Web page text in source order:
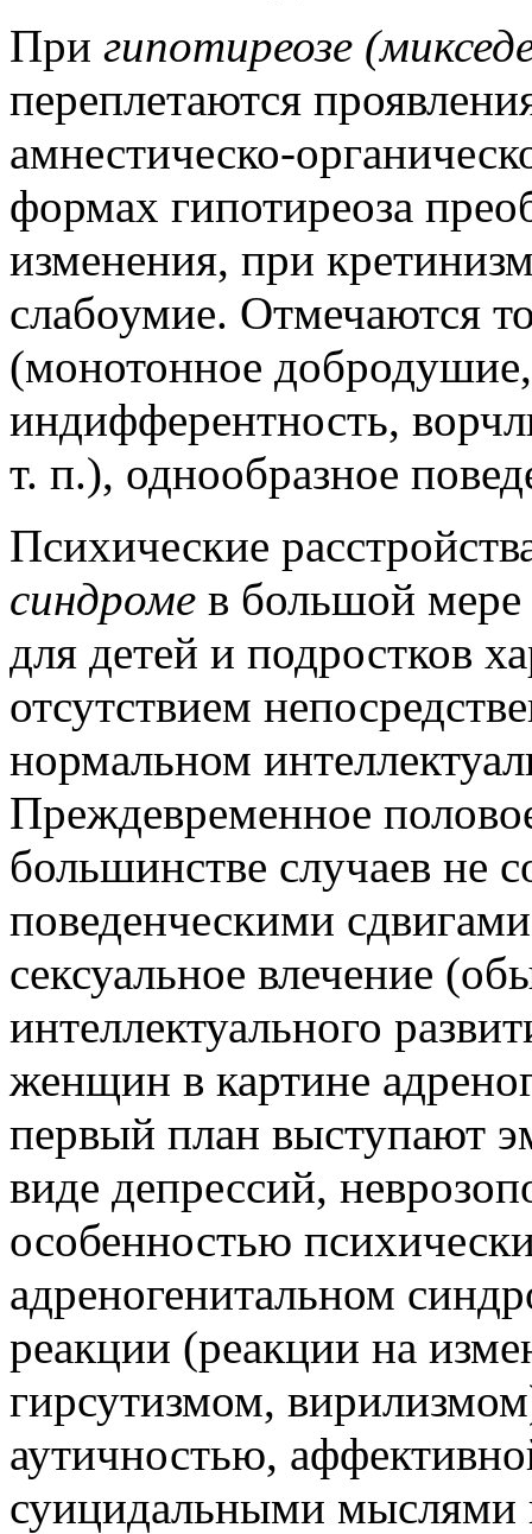
При гипотиреозе
переплетаются
амнестическо-
формах гипотиреоза
изменения, при
слабоумие. Отмечаются
(монотонное
индифферентность,
т. п.), однообразное
Психические
синдроме в большой мере
для детей и подростков
отсутствием
нормальном
Преждевременное
большинстве случаев не
поведенческими
сексуальное влечение
интеллектуального
женщин в картине
первый план выступают
виде депрессий,
особенностью
адреногенитальном
реакции (реакции на
гирсутизмом,
аутичностью,
суицидальными мыслями